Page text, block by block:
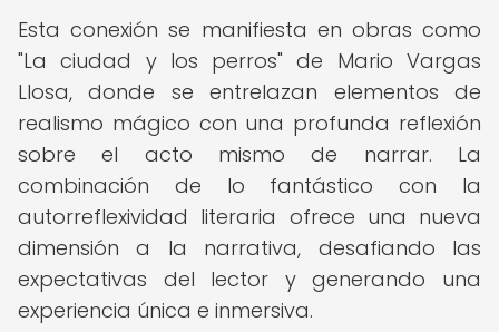
Esta conexión se manifiesta en obras como
"La ciudad y los perros" de Mario Vargas
Llosa, donde se entrelazan elementos de
realismo mágico con una profunda reflexión
sobre el acto mismo de narrar. La
combinación de lo fantástico con la
autorreflexividad literaria ofrece una nueva
dimensión a la narrativa, desafiando las
expectativas del lector y generando una
experiencia única e inmersiva.